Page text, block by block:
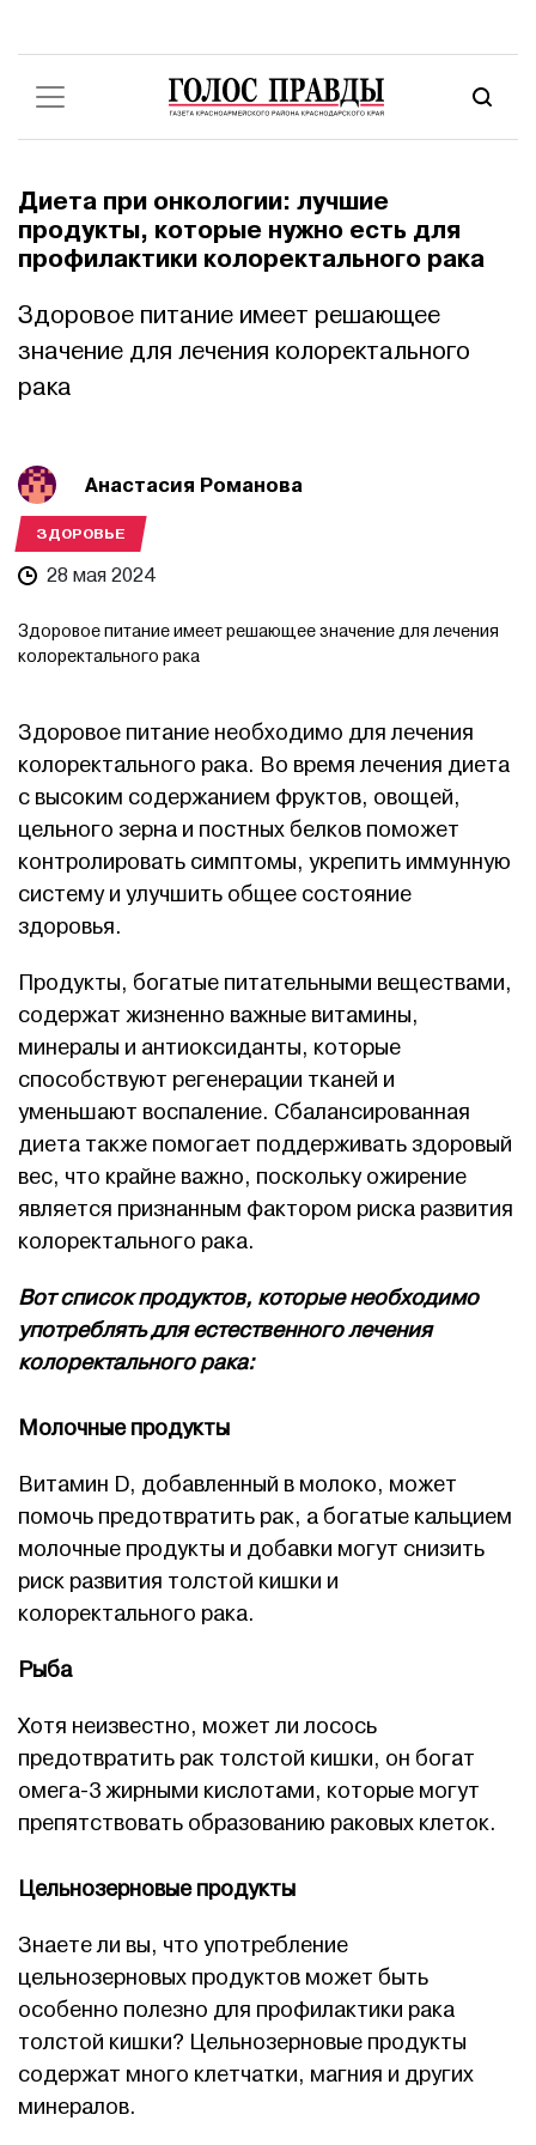
Диета при онкологии: лучшие
продукты, которые нужно есть для
профилактики колоректального рака
Здоровое питание имеет решающее
значение для лечения колоректального
рака
Анастасия Романова
ЗДОРОВЬЕ
28 мая 2024
Здоровое питание имеет решающее значение для лечения
колоректального рака
Здоровое питание необходимо для лечения
колоректального рака. Во время лечения диета
с высоким содержанием фруктов, овощей,
цельного зерна и постных белков поможет
контролировать симптомы, укрепить иммунную
систему и улучшить общее состояние
здоровья.
Продукты, богатые питательными веществами,
содержат жизненно важные витамины,
минералы и антиоксиданты, которые
способствуют регенерации тканей и
уменьшают воспаление. Сбалансированная
диета также помогает поддерживать здоровый
вес, что крайне важно, поскольку ожирение
является признанным фактором риска развития
колоректального рака.
Вот список продуктов, которые необходимо
употреблять для естественного лечения
колоректального рака:
Молочные продукты
Витамин D, добавленный в молоко, может
помочь предотвратить рак, а богатые кальцием
молочные продукты и добавки могут снизить
риск развития толстой кишки и
колоректального рака.
Рыба
Хотя неизвестно, может ли лосось
предотвратить рак толстой кишки, он богат
омега-3 жирными кислотами, которые могут
препятствовать образованию раковых клеток.
Цельнозерновые продукты
Знаете ли вы, что употребление
цельнозерновых продуктов может быть
особенно полезно для профилактики рака
толстой кишки? Цельнозерновые продукты
содержат много клетчатки, магния и других
минералов.